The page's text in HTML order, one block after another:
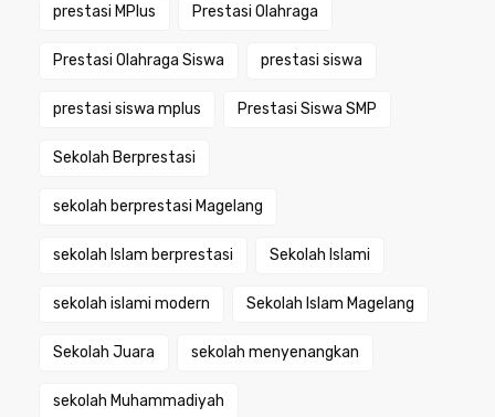
prestasi MPlus Prestasi Olahraga
Prestasi Olahraga Siswa prestasi siswa
prestasi siswa mplus Prestasi Siswa SMP
Sekolah Berprestasi
sekolah berprestasi Magelang
sekolah Islam berprestasi Sekolah Islami
sekolah islami modern Sekolah Islam Magelang
Sekolah Juara sekolah menyenangkan
sekolah Muhammadiyah